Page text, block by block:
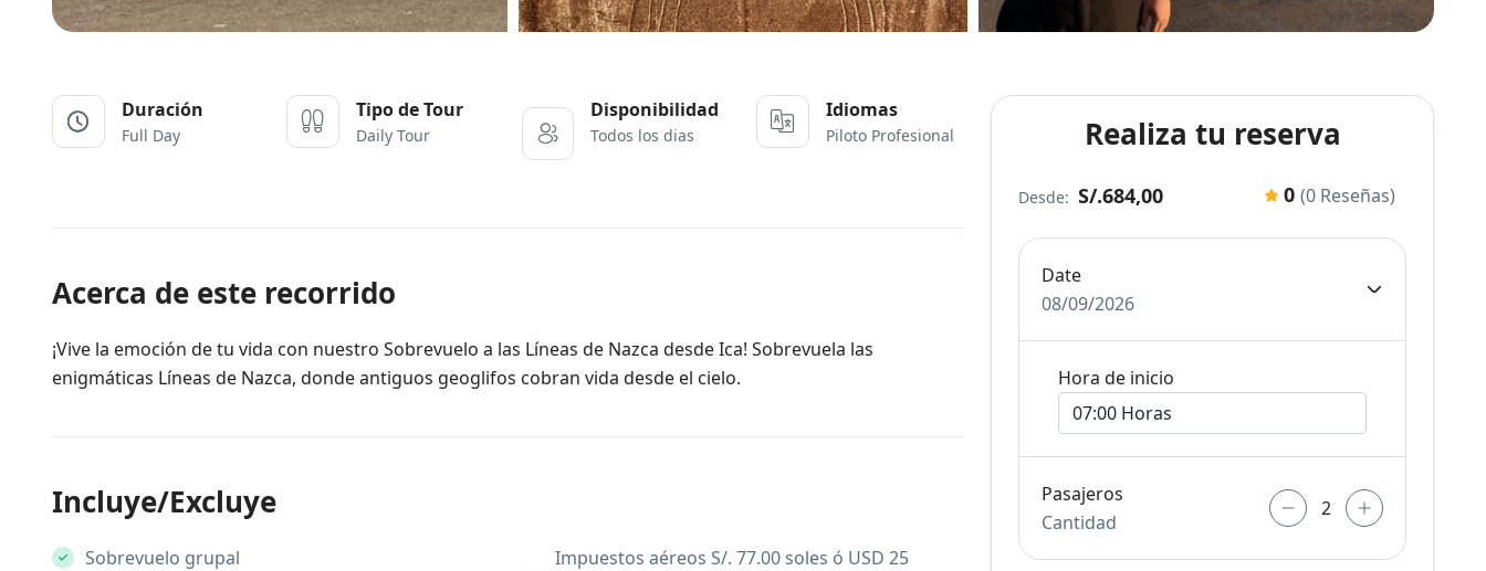
Duración
Full Day
Tipo de Tour
Daily Tour
Disponibilidad Idiomas
Piloto Profesional
Acerca de este recorrido
¡Vive la emoción de tu vida con nuestro Sobrevuelo a las Líneas de Nazca desde Ica! Sobrevuela las
enigmáticas Líneas de Nazca, donde antiguos geoglifos cobran vida desde el cielo.
Incluye/Excluye
Sobrevuelo grupal
Impuestos aéreos S/. 77.00 soles ó USD 25
Realiza tu reserva
Desde: S/.684,00 0 (0 Reseñas)
Date
08/09/2026
Hora de inicio
Pasajeros
Cantidad